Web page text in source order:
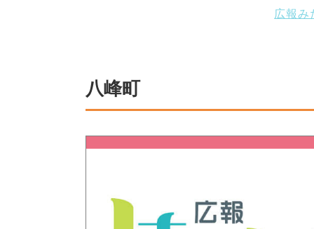
広報み
八峰町